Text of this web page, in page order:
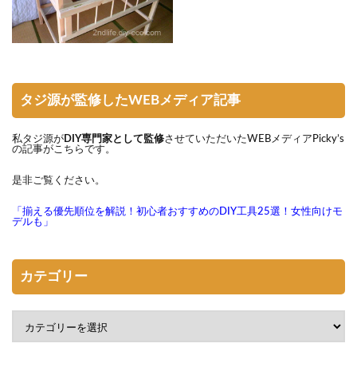
タジ源が監修したWEBメディア記事
私タジ源がDIY専門家として監修させていただいたWEBメディアPicky’s
の記事がこちらです。
是非ご覧ください。
「揃える優先順位を解説！初心者おすすめのDIY工具25選！女性向けモ
デルも」
カテゴリー